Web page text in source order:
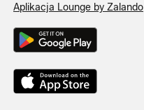
Aplikacja Lounge by Zalando